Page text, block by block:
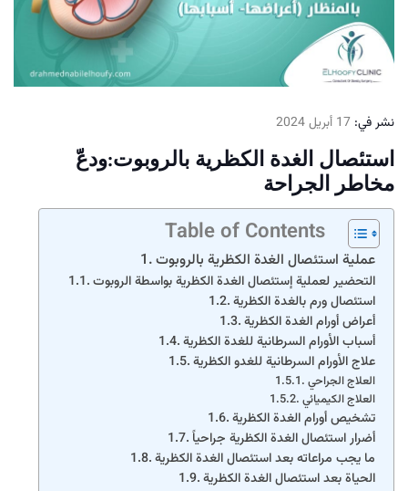
نشر في: 17 أبريل 2024
استئصال الغدة الكظرية بالروبوت:ودعّ
مخاطر الجراحة
Table of Contents
عملية استئصال الغدة الكظرية بالروبوت
التحضير لعملية إستئصال الغدة الكظرية بواسطة الروبوت
استئصال ورم بالغدة الكظرية
أعراض أورام الغدة الكظرية
أسباب الأورام السرطانية للغدة الكظرية
علاج الأورام السرطانية للغدو الكظرية
العلاج الجراحي
العلاج الكيميائي
تشخيص أورام الغدة الكظرية
أضرار استئصال الغدة الكظرية جراحياً
ما يجب مراعاته بعد استئصال الغدة الكظرية
الحياة بعد استئصال الغدة الكظرية